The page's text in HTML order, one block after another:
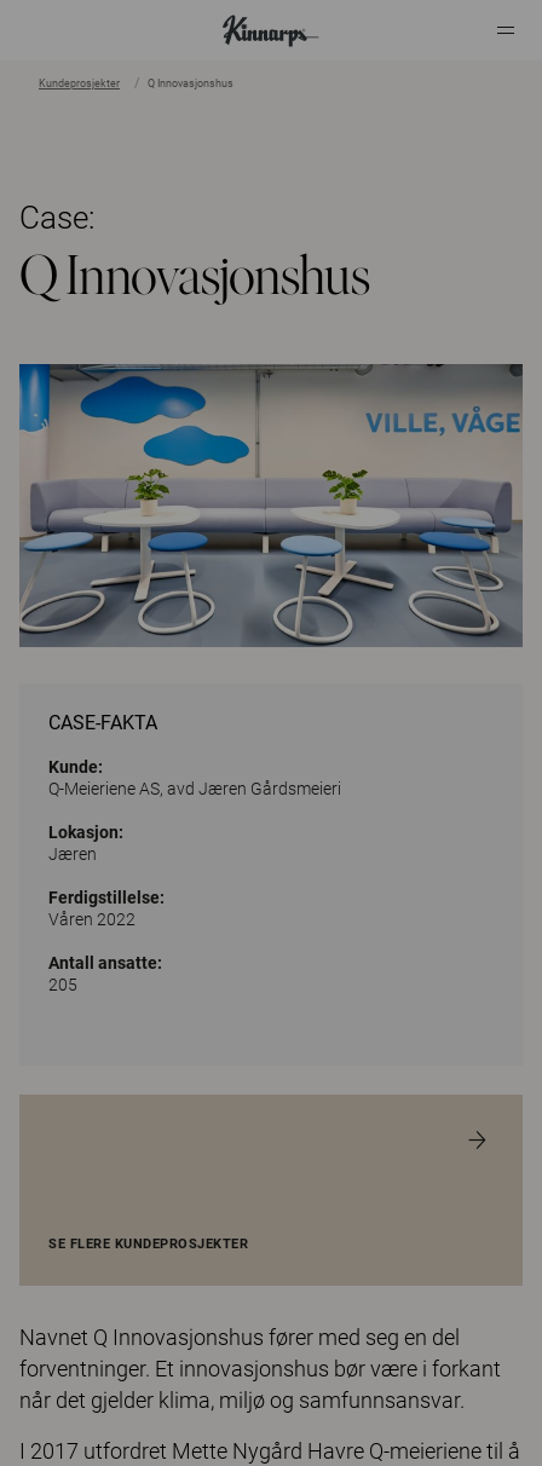
Kundeprosjekter Q Innovasjonshus
Case:
Q Innovasjonshus
CASE-FAKTA
Kunde:
Q-Meieriene AS, avd Jæren Gårdsmeieri
Lokasjon:
Jæren
Ferdigstillelse:
Våren 2022
Antall ansatte:
205
SE FLERE KUNDEPROSJEKTER
Navnet Q Innovasjonshus fører med seg en del
forventninger. Et innovasjonshus bør være i forkant
når det gjelder klima, miljø og samfunnsansvar.
I 2017 utfordret Mette Nygård Havre Q-meieriene til å